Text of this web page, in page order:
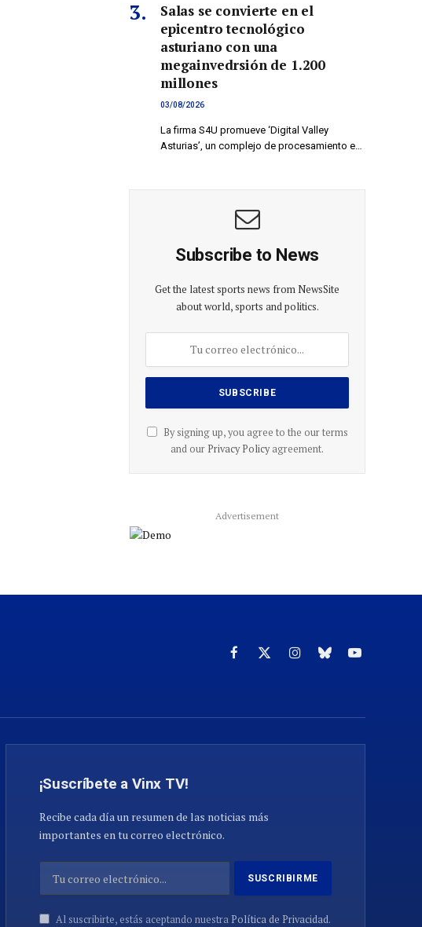
Salas se convierte en el
epicentro tecnológico
asturiano con una
megainvedrsión de 1.200
millones
03/08/2026
La firma S4U promueve ‘Digital Valley
Asturias’, un complejo de procesamiento e…
Subscribe to News
Get the latest sports news from NewsSite
about world, sports and politics.
By signing up, you agree to the our terms
and our Privacy Policyagreement.
Advertisement
Facebook
X
Instagram
Cielo YouTube
¡Suscríbete a Vinx TV!
Recibe cada día un resumen de las noticias más
importantes en tu correo electrónico.
Al suscribirte, estás aceptando nuestra Política de Privacidad.